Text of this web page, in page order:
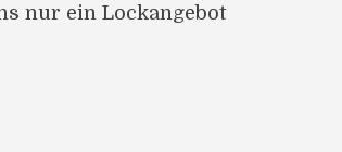
nur ein Lockangebot